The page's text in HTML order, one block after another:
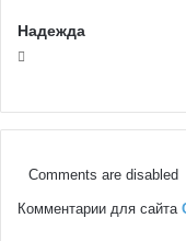
Надежда
Comments are disabled
Комментарии для сайта